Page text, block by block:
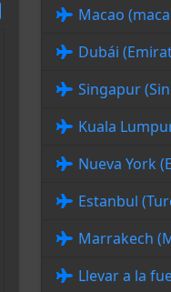
Macao
Dubái
Singapur
Kuala
Nueva York
Estanbul
Marrakech
Llevar a la